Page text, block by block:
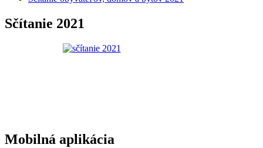
Sčítanie 2021
Mobilná aplikácia